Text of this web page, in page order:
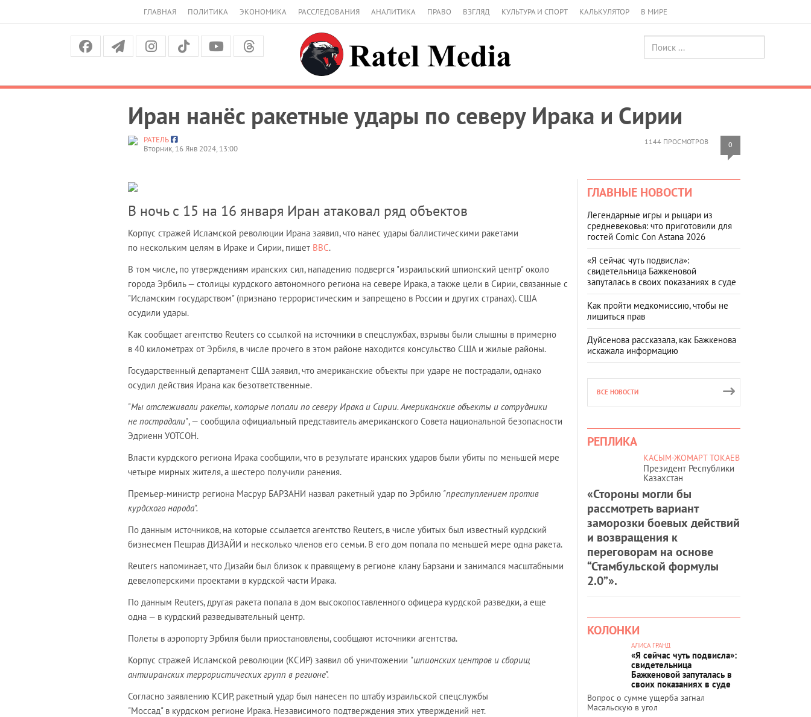
ГЛАВНАЯ ПОЛИТИКА ЭКОНОМИКА РАССЛЕДОВАНИЯ АНАЛИТИКА ПРАВО ВЗГЛЯД КУЛЬТУРА И СПОРТ КАЛЬКУЛЯТОР В МИРЕ
Иран нанёс ракетные удары по северу Ирака и Сирии
1144 ПРОСМОТРОВ 0
РАТЕЛЬ
Вторник, 16 Янв 2024, 13:00
В ночь с 15 на 16 января Иран атаковал ряд объектов
Корпус стражей Исламской революции Ирана заявил, что нанес удары баллистическими ракетами
по нескольким целям в Ираке и Сирии, пишет BBC.
В том числе, по утверждениям иранских сил, нападению подвергся "израильский шпионский центр" около
города Эрбиль — столицы курдского автономного региона на севере Ирака, а также цели в Сирии, связанные с
"Исламским государством" (признано террористическим и запрещено в России и других странах). США
осудили удары.
Как сообщает агентство Reuters со ссылкой на источники в спецслужбах, взрывы были слышны в примерно
в 40 километрах от Эрбиля, в числе прочего в этом районе находится консульство США и жилые районы.
Государственный департамент США заявил, что американские объекты при ударе не пострадали, однако
осудил действия Ирана как безответственные.
"Мы отслеживали ракеты, которые попали по северу Ирака и Сирии. Американские объекты и сотрудники
не пострадали", — сообщила официальный представитель американского Совета национальной безопасности
Эдриенн УОТСОН.
Власти курдского региона Ирака сообщили, что в результате иранских ударов были убиты по меньшей мере
четыре мирных жителя, а шестеро получили ранения.
Премьер-министр региона Масрур БАРЗАНИ назвал ракетный удар по Эрбилю "преступлением против
курдского народа".
По данным источников, на которые ссылается агентство Reuters, в числе убитых был известный курдский
бизнесмен Пешрав ДИЗАЙИ и несколько членов его семьи. В его дом попала по меньшей мере одна ракета.
Reuters напоминает, что Дизайи был близок к правящему в регионе клану Барзани и занимался масштабными
девелоперскими проектами в курдской части Ирака.
По данным Reuters, другая ракета попала в дом высокопоставленного офицера курдской разведки, а еще
одна — в курдский разведывательный центр.
Полеты в аэропорту Эрбиля были приостановлены, сообщают источники агентства.
Корпус стражей Исламской революции (КСИР) заявил об уничтожении "шпионских центров и сборищ
антииранских террористических групп в регионе".
Согласно заявлению КСИР, ракетный удар был нанесен по штабу израильской спецслужбы
"Моссад" в курдском регионе Ирака. Независимого подтверждения этих утверждений нет.
ГЛАВНЫЕ НОВОСТИ
Легендарные игры и рыцари из
средневековья: что приготовили для
гостей Comic Con Astana 2026
«Я сейчас чуть подвисла»:
свидетельница Бажкеновой
запуталась в своих показаниях в суде
Как пройти медкомиссию, чтобы не
лишиться прав
Дуйсенова рассказала, как Бажкенова
искажала информацию
ВСЕ НОВОСТИ
РЕПЛИКА
КАСЫМ-ЖОМАРТ ТОКАЕВ
Президент Республики
Казахстан
«Стороны могли бы
рассмотреть вариант
заморозки боевых действий
и возвращения к
переговорам на основе
“Стамбульской формулы
2.0”».
КОЛОНКИ
АЛИСА ГРАНД
«Я сейчас чуть подвисла»:
свидетельница
Бажкеновой запуталась в
своих показаниях в суде
Вопрос о сумме ущерба загнал
Масальскую в угол